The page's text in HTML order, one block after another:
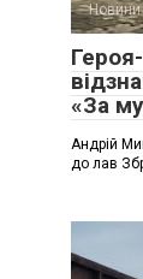
«За
Андрій
до лав